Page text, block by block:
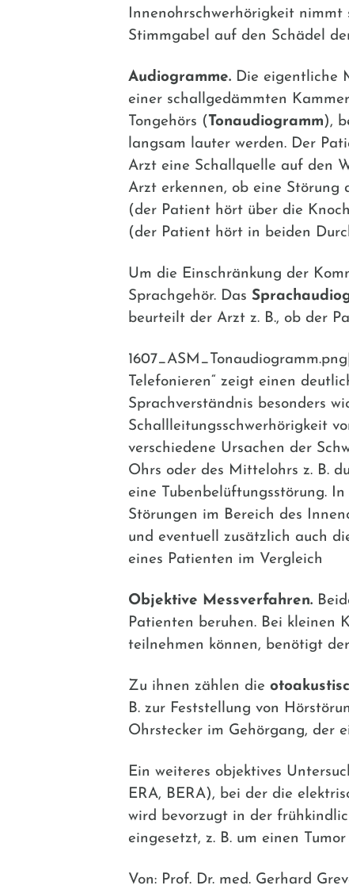
Innenohrschwerhörigkeit
Stimmgabel auf den Schädel
Audiogramme. Die eigentliche
einer schallgedämmten
Tongehörs (Tonaudiogramm),
langsam lauter werden. Der
Arzt eine Schallquelle auf den
Arzt erkennen, ob eine Störung
(der Patient hört über die
(der Patient hört in beiden
Um die Einschränkung der
Sprachgehör. Das
beurteilt der Arzt z. B., ob der
Telefonieren“ zeigt einen
Sprachverständnis besonders
Schallleitungsschwerhörigkeit
verschiedene Ursachen der
Ohrs oder des Mittelohrs z. B.
eine Tubenbelüftungsstörung.
Störungen im Bereich des
und eventuell zusätzlich auch
eines Patienten im Vergleich
Objektive Messverfahren.
Patienten beruhen. Bei kleinen
teilnehmen können, benötigt
Zu ihnen zählen die
B. zur Feststellung von
Ohrstecker im Gehörgang, der
Ein weiteres objektives
ERA, BERA), bei der die
wird bevorzugt in der
eingesetzt, z. B. um einen
Von: Prof. Dr. med. Gerhard